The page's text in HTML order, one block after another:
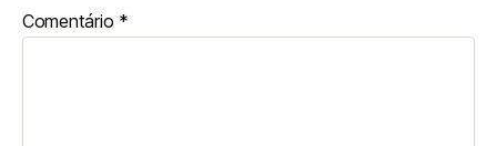
Comentário *